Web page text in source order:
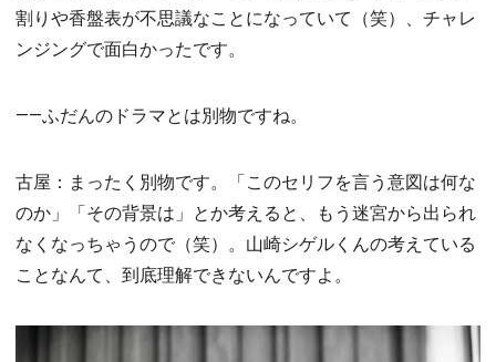
割りや香盤表が不思議なことになっていて（笑）、チャレ
ンジングで面白かったです。
――ふだんのドラマとは別物ですね。
古屋：まったく別物です。「このセリフを言う意図は何な
のか」「その背景は」とか考えると、もう迷宮から出られ
なくなっちゃうので（笑）。山崎シゲルくんの考えている
ことなんて、到底理解できないんですよ。